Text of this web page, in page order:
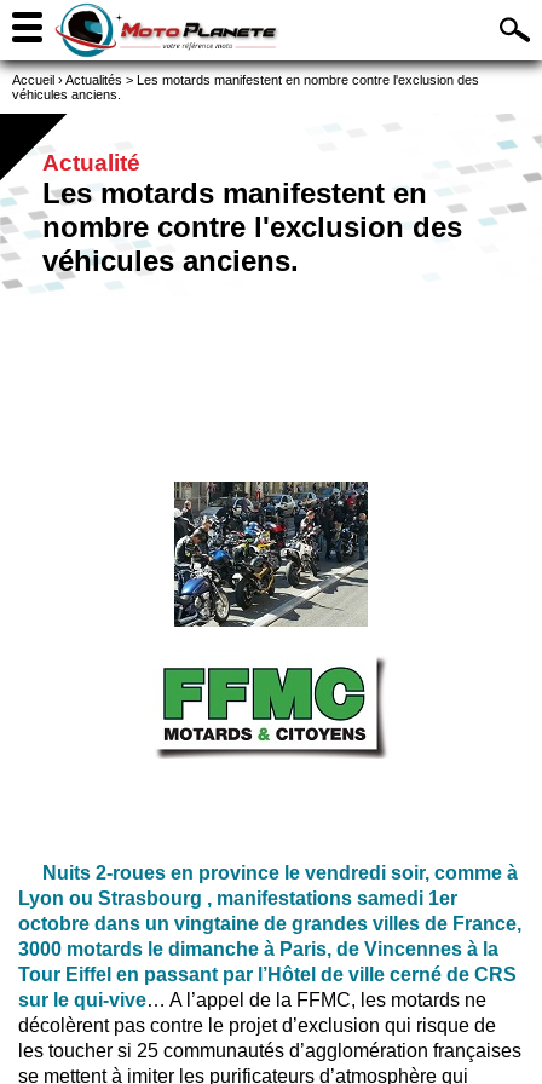
Accueil ›Actualités > Les motards manifestent en nombre contre l'exclusion des
véhicules anciens.
Actualité
Les motards manifestent en
nombre contre l'exclusion des
véhicules anciens.
Nuits 2-roues en province le vendredi soir, comme à
Lyon ou Strasbourg , manifestations samedi 1er
octobre dans un vingtaine de grandes villes de France,
3000 motards le dimanche à Paris, de Vincennes à la
Tour Eiffel en passant par l’Hôtel de ville cerné de CRS
sur le qui-vive… A l’appel de la FFMC, les motards ne
décolèrent pas contre le projet d’exclusion qui risque de
les toucher si 25 communautés d’agglomération françaises
se mettent à imiter les purificateurs d’atmosphère qui